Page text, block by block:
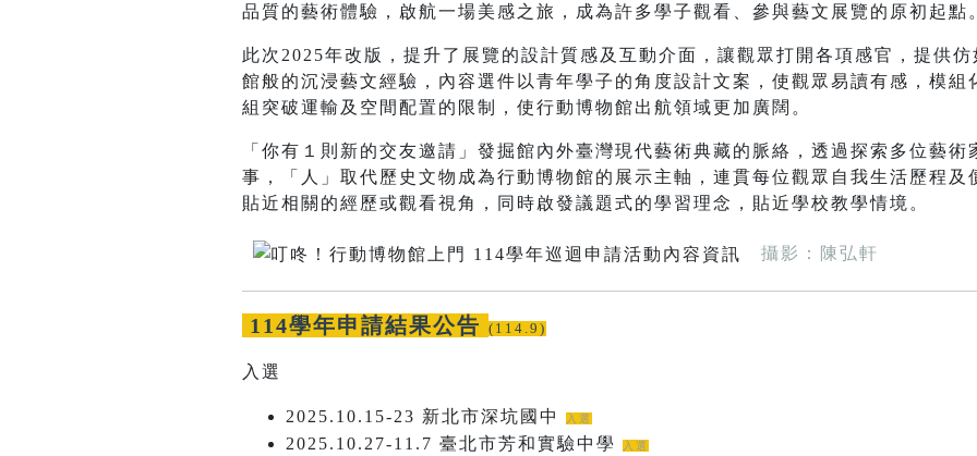
品質的藝術體驗，啟航一場美感之旅，成為許多學子觀看、參與藝文展覽的原初起點
此次2025年改版，提升了展覽的設計質感及互動介面，讓觀眾打開各項感官，提供
館般的沉浸藝文經驗，內容選件以青年學子的角度設計文案，使觀眾易讀有感，模組
組突破運輸及空間配置的限制，使行動博物館出航領域更加廣闊。
「你有１則新的交友邀請」發掘館內外臺灣現代藝術典藏的脈絡，透過探索多位藝術
事，「人」取代歷史文物成為行動博物館的展示主軸，連貫每位觀眾自我生活歷程
貼近相關的經歷或觀看視角，同時啟發議題式的學習理念，貼近學校教學情境。
攝影：陳弘軒
114學年申請結果公告 (114.9)
入選
2025.10.15-23 新北市深坑國中 入選
2025.10.27-11.7 臺北市芳和實驗中學 入選